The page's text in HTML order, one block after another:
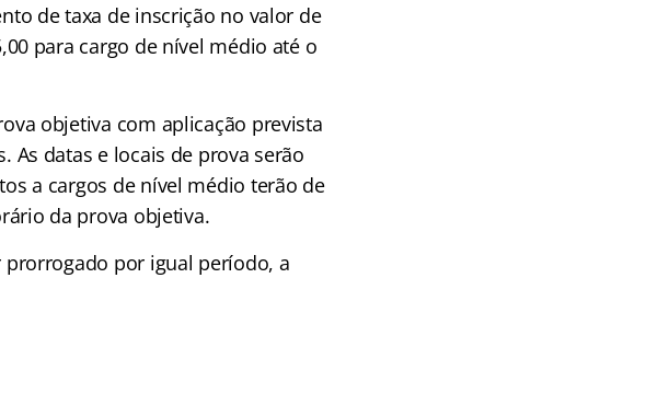
de taxa de inscrição no valor de
para cargo de nível médio até o
objetiva com aplicação prevista
As datas e locais de prova serão
a cargos de nível médio terão de
da prova objetiva.
por igual período, a